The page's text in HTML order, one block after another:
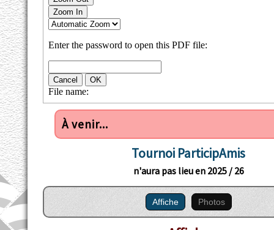
À venir...
Tournoi ParticipAmis
n'aura pas lieu en 2025 / 26
Affiche Photos